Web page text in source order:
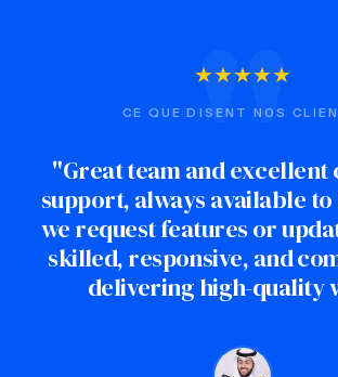
"
★★★★★
CE QUE DISENT NOS
"If you're looking for a high-
that is easy to work with and
you can't go wrong with
Bhavnidh Sethi